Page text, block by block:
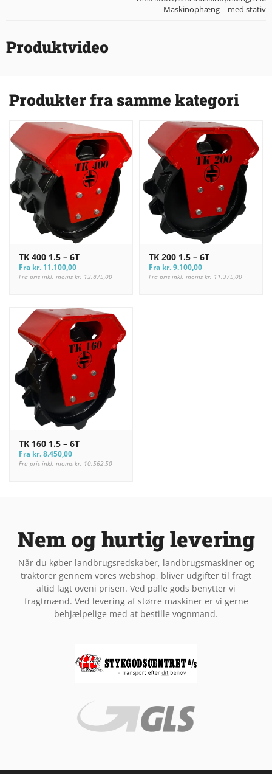
Maskinophæng – med stativ
Produktvideo
Produkter fra samme kategori
TK 400 1.5 – 6T
Fra kr. 11.100,00
Fra pris inkl. moms kr. 13.875,00
TK 200 1.5 – 6T
Fra kr.9.100,00
Fra pris inkl. moms kr. 11.375,00
TK 160 1.5 – 6T
Fra kr.8.450,00
Fra pris inkl. moms kr. 10.562,50
Nem og hurtig levering
Når du køber landbrugsredskaber, landbrugsmaskiner og
traktorer gennem vores webshop, bliver udgifter til fragt
altid lagt oveni prisen. Ved palle gods benytter vi
fragtmænd. Ved levering af større maskiner er vi gerne
behjælpelige med at bestille vognmand.